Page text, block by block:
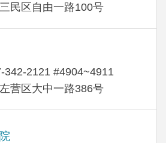
民区自由一路100号
342-2121 #4904~4911
营区大中一路386号